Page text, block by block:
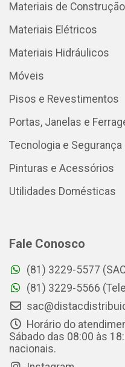
Materiais de Construção
Materiais Elétricos
Materiais Hidráulicos
Móveis
Pisos e Revestimentos
Portas, Janelas e
Tecnologia e Segurança
Pinturas e Acessórios
Utilidades Domésticas
Fale Conosco
(81) 3229-5577
(81) 3229-5566
Horário do
Sábado das 08:00 às
nacionais.